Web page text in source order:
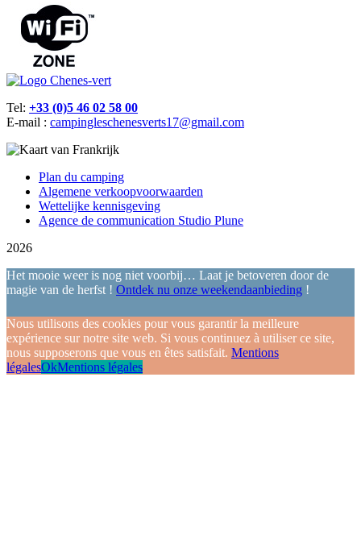
Tel: +33 (0)5 46 02 58 00
E-mail : campingleschenesverts17@gmail.com
Plan du camping
Algemene verkoopvoorwaarden
Wettelijke kennisgeving
Agence de communication Studio Plune
2026
Het mooie weer is nog niet voorbij… Laat je betoveren door de
magie van de herfst ! Ontdek nu onze weekendaanbieding !
Nous utilisons des cookies pour vous garantir la meilleure
expérience sur notre site web. Si vous continuez à utiliser ce site,
nous supposerons que vous en êtes satisfait. Mentions
légalesOkMentions légales